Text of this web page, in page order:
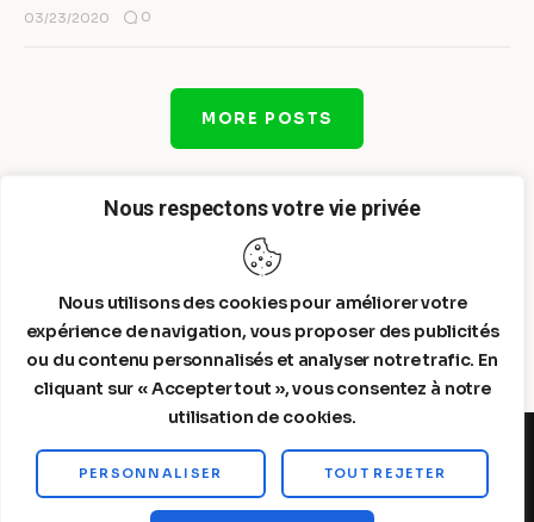
Nous respectons votre vie privée
Nous utilisons des cookies pour améliorer votre
expérience de navigation, vous proposer des publicités
ou du contenu personnalisés et analyser notre trafic. En
cliquant sur « Accepter tout », vous consentez à notre
utilisation de cookies.
PERSONNALISER TOUT REJETER
03/23/2020 0
MORE POSTS